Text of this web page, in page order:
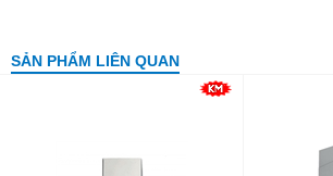
SẢN PHẨM LIÊN QUAN